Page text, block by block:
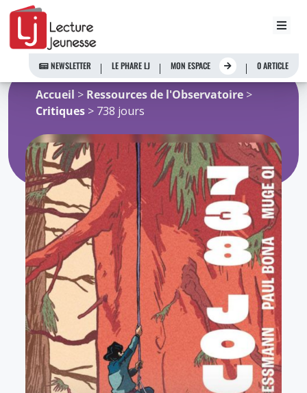
Aller
contenu
NEWSLETTER LE PHARE LJ MON ESPACE 0 ARTICLE
Accueil > Ressources de l'Observatoire >
Critiques > 738 jours